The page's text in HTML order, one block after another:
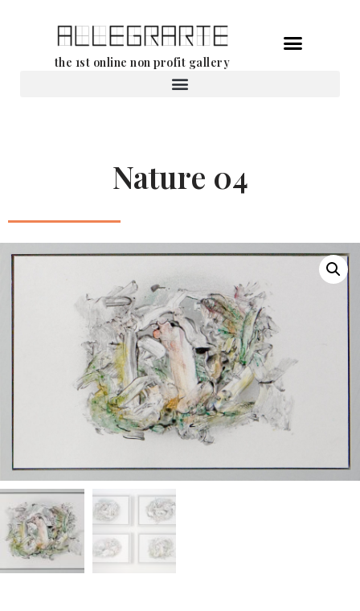
the 1st online non profit gallery
Nature 04